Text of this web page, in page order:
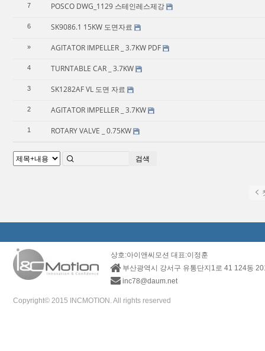
7 POSCO DWG_1129 스테인레스제강
6 SK9086.1 15KW 도면자료
» AGITATOR IMPELLER _ 3.7KW PDF
4 TURNTABLE CAR _ 3.7KW
3 SK1282AF VL 도면 자료
2 AGITATOR IMPELLER _ 3.7KW
1 ROTARY VALVE _ 0.75KW
검색
상호:아이앤씨모션 대표:이정훈
부산광역시 강서구 유통단지1로 41 124동
inc78@daum.net
Copyright© 2015 INCMOTION. All rights reserved